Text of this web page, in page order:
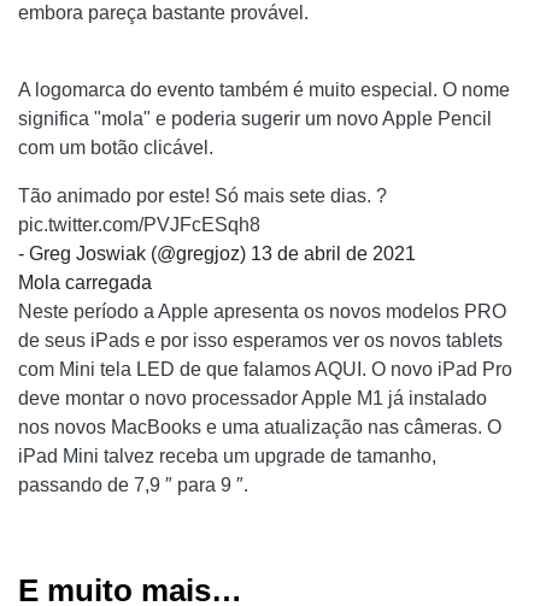
embora pareça bastante provável.
A logomarca do evento também é muito especial. O nome
significa "mola" e poderia sugerir um novo Apple Pencil
com um botão clicável.
Tão animado por este! Só mais sete dias. ?
pic.twitter.com/PVJFcESqh8
- Greg Joswiak (@gregjoz) 13 de abril de 2021
Mola carregada
Neste período a Apple apresenta os novos modelos PRO
de seus iPads e por isso esperamos ver os novos tablets
com Mini tela LED de que falamos AQUI. O novo iPad Pro
deve montar o novo processador Apple M1 já instalado
nos novos MacBooks e uma atualização nas câmeras. O
iPad Mini talvez receba um upgrade de tamanho,
passando de 7,9 ″ para 9 ″.
E muito mais…